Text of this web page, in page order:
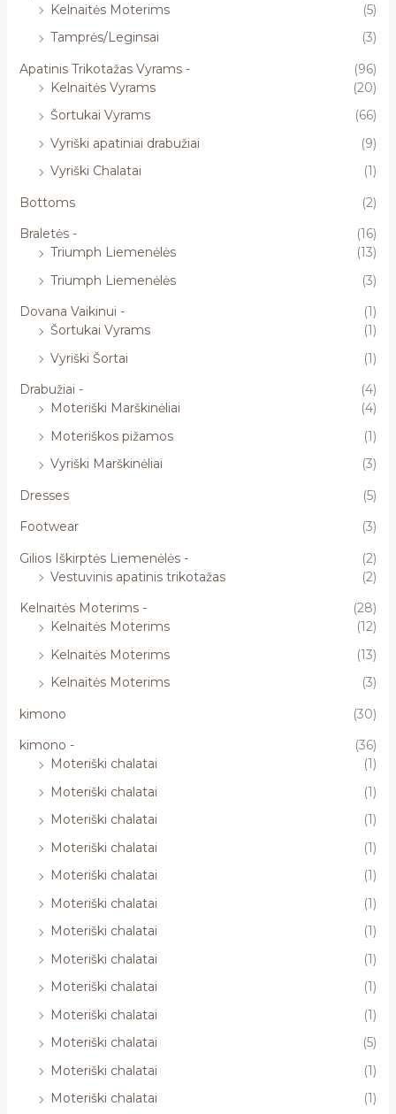
Kelnaitės Moterims
(5)
Tamprės/Leginsai
(3)
Apatinis Trikotažas Vyrams -
(96)
Kelnaitės Vyrams
(20)
Šortukai Vyrams
(66)
Vyriški apatiniai drabužiai
(9)
Vyriški Chalatai
(1)
Bottoms
(2)
Braletės -
(16)
Triumph Liemenėlės
(13)
Triumph Liemenėlės
(3)
Dovana Vaikinui -
(1)
Šortukai Vyrams
(1)
Vyriški Šortai
(1)
Drabužiai -
(4)
Moteriški Marškinėliai
(4)
Moteriškos pižamos
(1)
Vyriški Marškinėliai
(3)
Dresses
(5)
Footwear
(3)
Gilios Iškirptės Liemenėlės -
(2)
Vestuvinis apatinis trikotažas
(2)
Kelnaitės Moterims -
(28)
Kelnaitės Moterims
(12)
Kelnaitės Moterims
(13)
Kelnaitės Moterims
(3)
kimono
(30)
kimono -
(36)
Moteriški chalatai
(1)
Moteriški chalatai
(1)
Moteriški chalatai
(1)
Moteriški chalatai
(1)
Moteriški chalatai
(1)
Moteriški chalatai
(1)
Moteriški chalatai
(1)
Moteriški chalatai
(1)
Moteriški chalatai
(1)
Moteriški chalatai
(1)
Moteriški chalatai
(5)
Moteriški chalatai
(1)
Moteriški chalatai
(1)